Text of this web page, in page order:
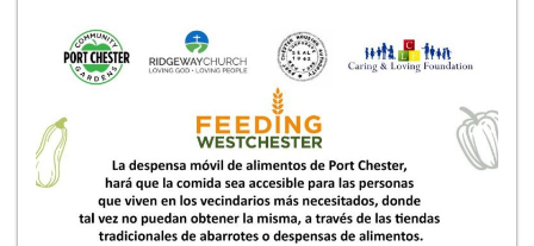
del
planeta